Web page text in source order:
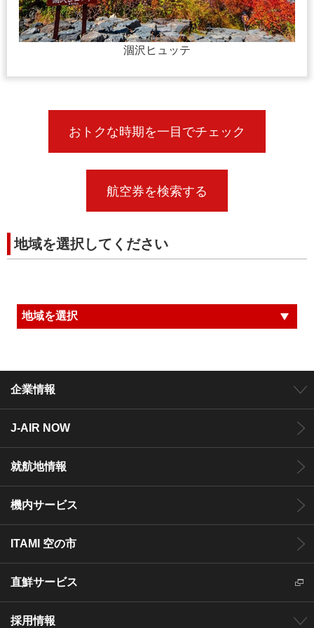
涸沢ヒュッテ
おトクな時期を一目でチェック
航空券を検索する
地域を選択してください
企業情報
J-AIR NOW
就航地情報
機内サービス
ITAMI 空の市
直鮮サービス
採用情報